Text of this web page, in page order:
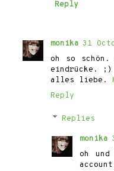
Reply
monika 31
oh so
eindrücke. ;)
alles liebe.
Reply
Replies
monika
oh